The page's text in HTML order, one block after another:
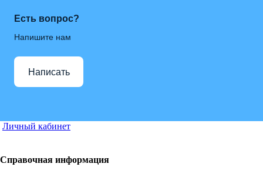
Есть вопрос?
Напишите нам
Написать
Личный кабинет
Справочная информация